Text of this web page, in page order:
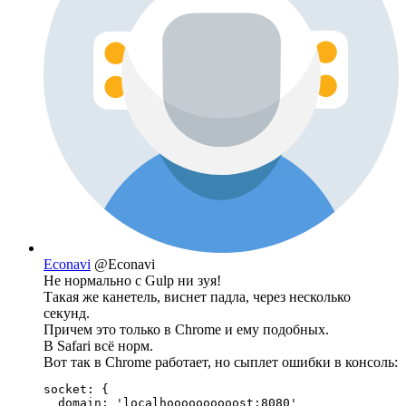
Econavi @Econavi
Не нормально с Gulp ни зуя!
Такая же канетель, виснет падла, через несколько
секунд.
Причем это только в Chrome и ему подобных.
В Safari всё норм.
Вот так в Chrome работает, но сыплет ошибки в консоль:
socket: {
  domain: 'localhoooooooooost:8080'